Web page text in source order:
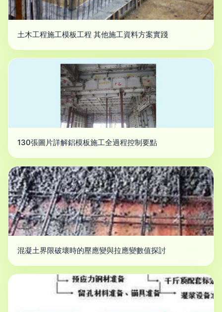
土木工程施工模板工程 其他施工資料方案實踐
130張圖片詳解鋁模板施工全過程控制要點
混凝土界限破壞時的壓應變與拉應變數值探討